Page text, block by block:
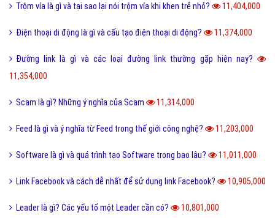
Trộm vía là gì và tại sao lại nói trộm vía khi khen trẻ nhỏ? 11,404,000
Điện thoại di động là gì và cấu tạo điện thoại di động? 11,374,000
Đường link là gì và các loại đường link thường gặp hiện nay?
11,354,000
Scam là gì? Những ý nghĩa của Scam 11,314,000
Feed là gì và ý nghĩa từ Feed trong thế giới công nghệ? 11,203,000
Software là gì và quá trình tạo Software trong bao lâu? 11,011,000
Link Facebook và cách dễ nhất để sử dụng link Facebook? 10,905,000
Leader là gì? Các yếu tố một Leader cần có? 10,801,000